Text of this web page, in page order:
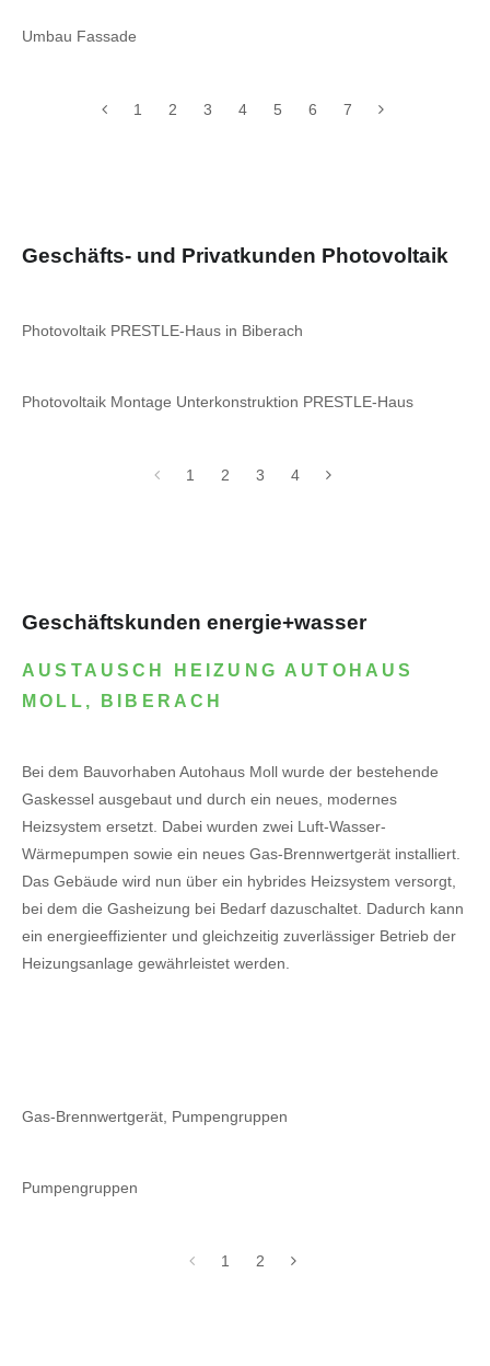
Umbau Fassade
1 2 3 4 5 6 7
Geschäfts- und Privatkunden Photovoltaik
Photovoltaik PRESTLE-Haus in Biberach
Photovoltaik Montage Unterkonstruktion PRESTLE-Haus
1 2 3 4
Geschäftskunden energie+wasser
AUSTAUSCH HEIZUNG AUTOHAUS
MOLL, BIBERACH
Bei dem Bauvorhaben Autohaus Moll wurde der bestehende
Gaskessel ausgebaut und durch ein neues, modernes
Heizsystem ersetzt. Dabei wurden zwei Luft-Wasser-
Wärmepumpen sowie ein neues Gas-Brennwertgerät installiert.
Das Gebäude wird nun über ein hybrides Heizsystem versorgt,
bei dem die Gasheizung bei Bedarf dazuschaltet. Dadurch kann
ein energieeffizienter und gleichzeitig zuverlässiger Betrieb der
Heizungsanlage gewährleistet werden.
Gas-Brennwertgerät, Pumpengruppen
Pumpengruppen
1 2